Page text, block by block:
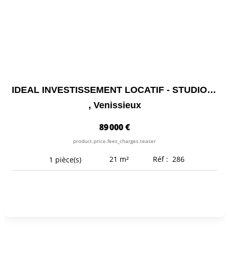
IDEAL INVESTISSEMENT LOCATIF - STUDIO PROCHE METRO TRAM...
, Venissieux
89 000 €
product.price.fees_charges.teaser
1 pièce(s) 21 m² Réf : 286